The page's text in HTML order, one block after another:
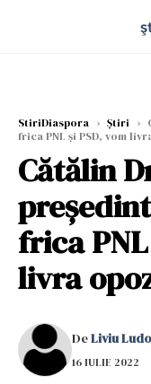
StiriDiaspora › Știri ›
frica PNL şi PSD, vom
Cătălin
frica
livra
DeLiviu
16 IULIE 2022